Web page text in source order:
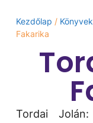
Kezdőlap / Könyvek
Fakarika
Tordai